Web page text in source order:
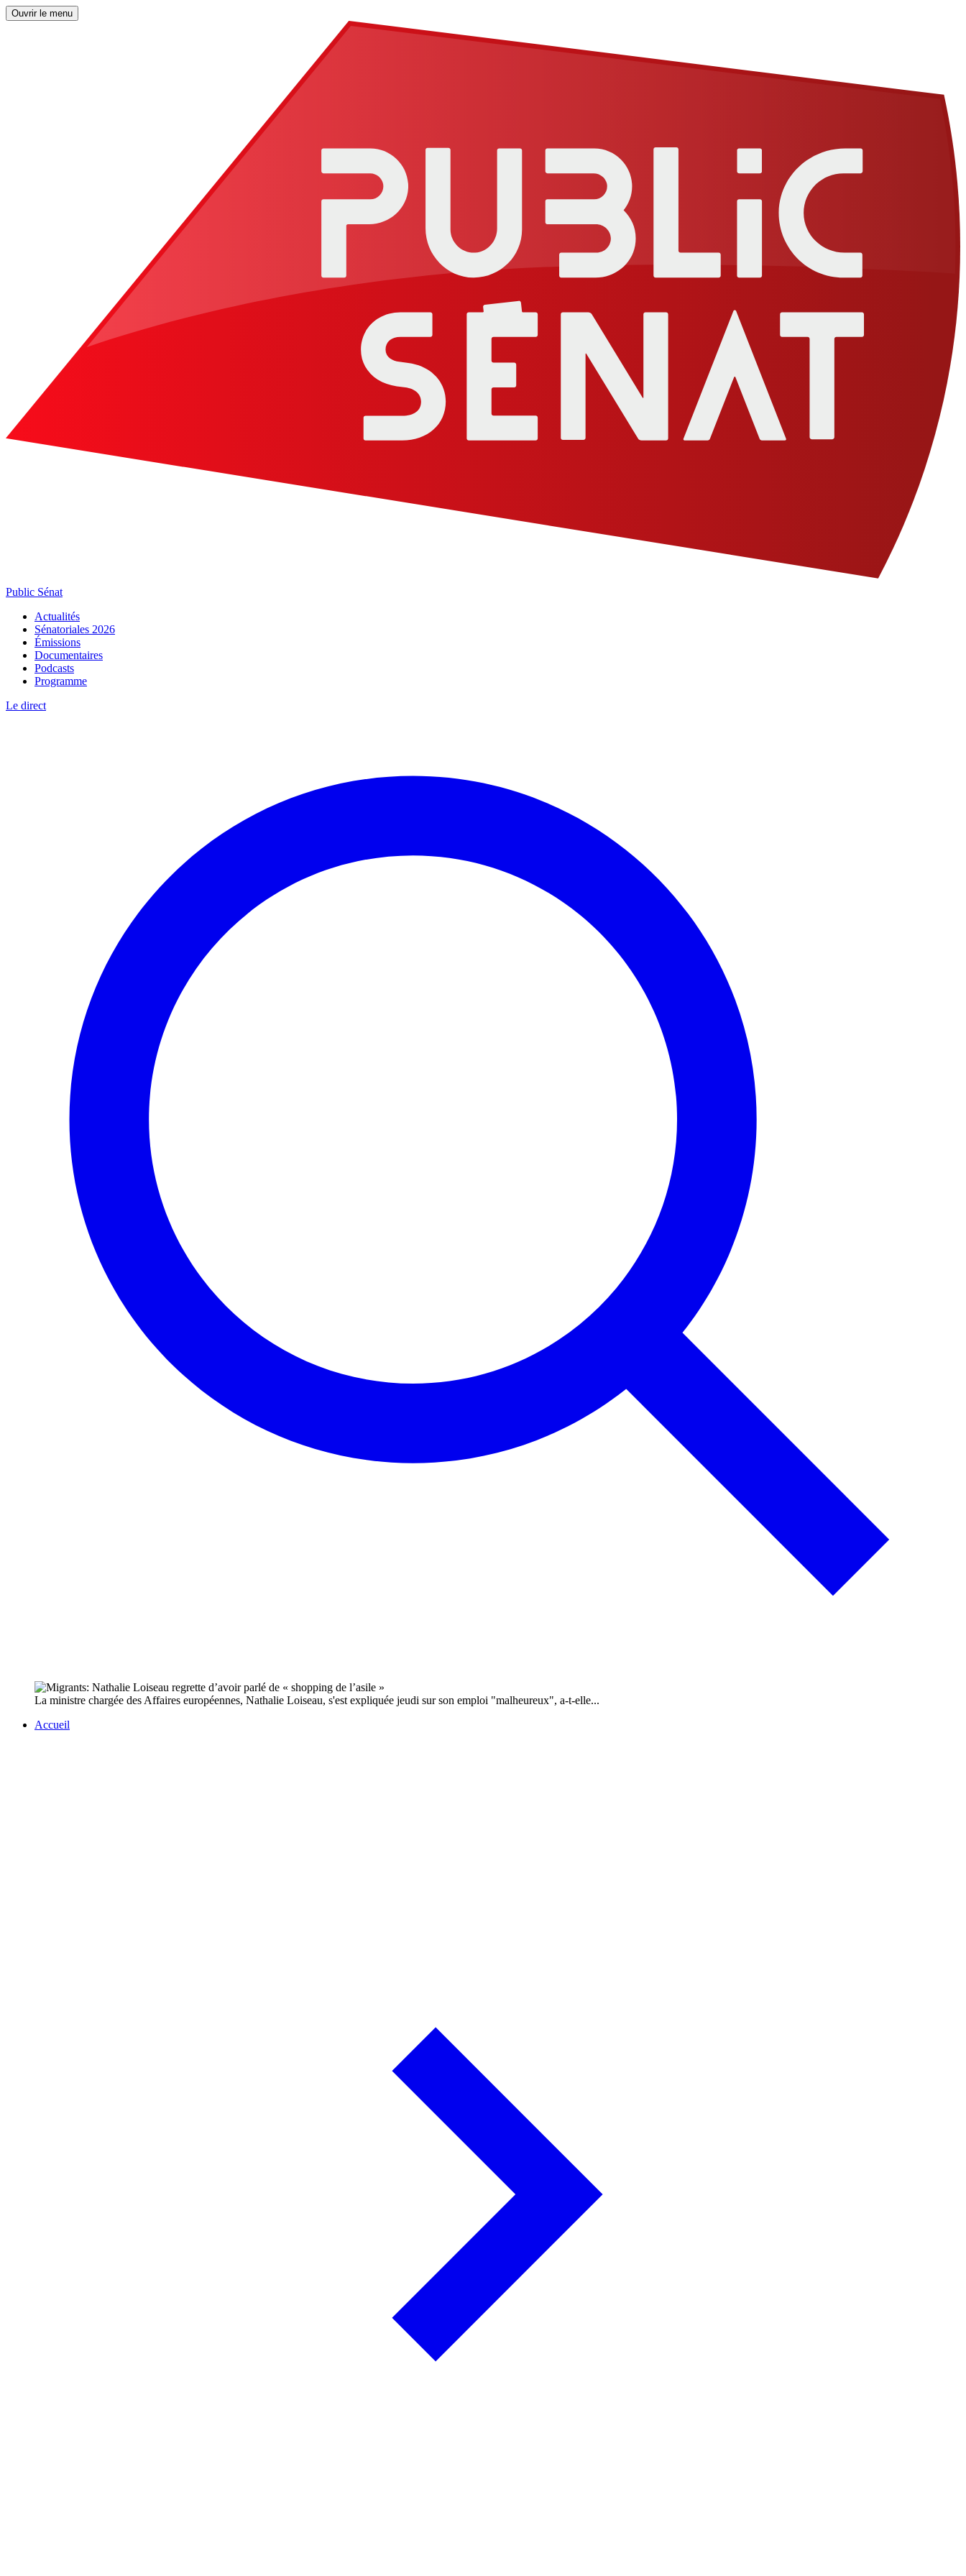
Ouvrir le menu
Public Sénat
Actualités
Sénatoriales 2026
Émissions
Documentaires
Podcasts
Programme
Le direct
La ministre chargée des Affaires européennes, Nathalie Loiseau, s'est expliquée jeudi sur son emploi "malheureux", a-t-elle...
Accueil